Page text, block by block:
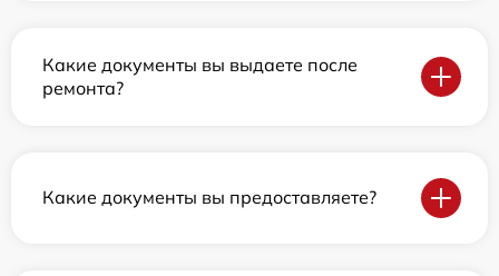
Какие документы вы выдаете после
ремонта?
Какие документы вы предоставляете?